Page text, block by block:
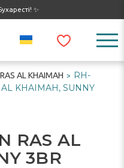
✨
RAS AL KHAIMAH >
RH-
KHAIMAH, SUNNY
RAS AL
3BR